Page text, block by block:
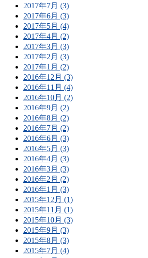
2017年7月 (3)
2017年6月 (3)
2017年5月 (4)
2017年4月 (2)
2017年3月 (3)
2017年2月 (3)
2017年1月 (2)
2016年12月 (3)
2016年11月 (4)
2016年10月 (2)
2016年9月 (2)
2016年8月 (2)
2016年7月 (2)
2016年6月 (3)
2016年5月 (3)
2016年4月 (3)
2016年3月 (3)
2016年2月 (2)
2016年1月 (3)
2015年12月 (1)
2015年11月 (1)
2015年10月 (3)
2015年9月 (3)
2015年8月 (3)
2015年7月 (4)